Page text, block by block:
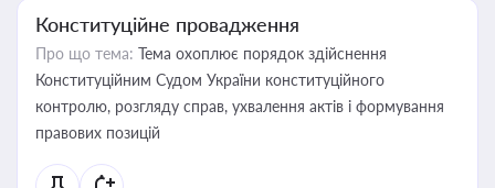
Конституційне провадження
Про що тема: Тема охоплює порядок здійснення
Конституційним Судом України конституційного
контролю, розгляду справ, ухвалення актів і формування
правових позицій